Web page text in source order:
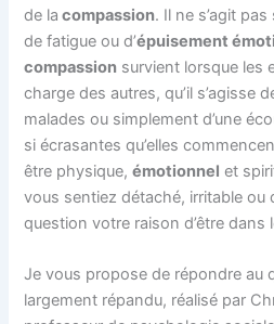
de la compassion. Il ne s’agit
de fatigue ou d’épuisement
compassion survient lorsque les
charge des autres, qu’il s’agisse
malades ou simplement d’une
si écrasantes qu’elles
être physique,émotionnel et
vous sentiez détaché, irritable ou
question votre raison d’être dans
Je vous propose de répondre au
largement répandu, réalisé par